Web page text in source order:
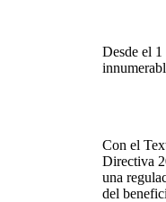
Desde el 1
Con el
Directiva
una
del